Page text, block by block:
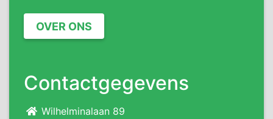
OVER ONS
Contactgegevens
Wilhelminalaan 89